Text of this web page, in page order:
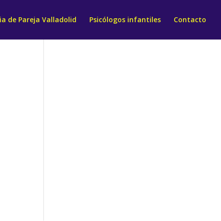
de Pareja Valladolid Psicólogos infantiles Contacto